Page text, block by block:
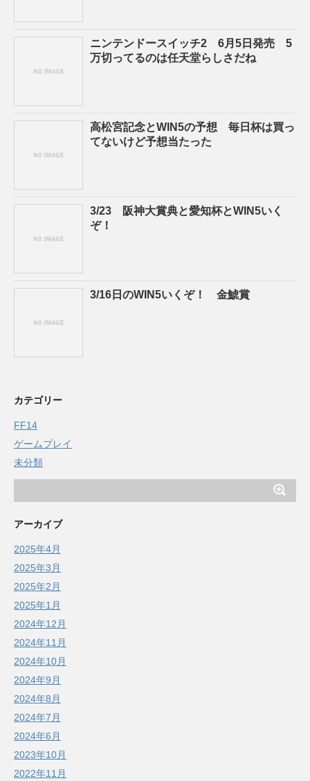
ニンテンドースイッチ2 6月5日発売 5
万切ってるのは任天堂らしさだね
高松宮記念とWIN5の予想 毎日杯は買っ
てないけど予想当たった
3/23 阪神大賞典と愛知杯とWIN5いく
ぞ！
3/16日のWIN5いくぞ！ 金鯱賞
カテゴリー
FF14
ゲームプレイ
未分類
アーカイブ
2025年4月
2025年3月
2025年2月
2025年1月
2024年12月
2024年11月
2024年10月
2024年9月
2024年8月
2024年7月
2024年6月
2023年10月
2022年11月